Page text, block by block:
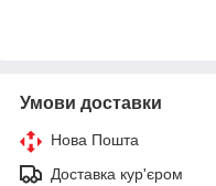
Умови доставки
Нова Пошта
Доставка кур'єром